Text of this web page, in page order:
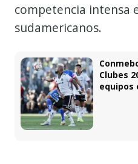
competencia intensa
sudamericanos.
Clubes
equipos